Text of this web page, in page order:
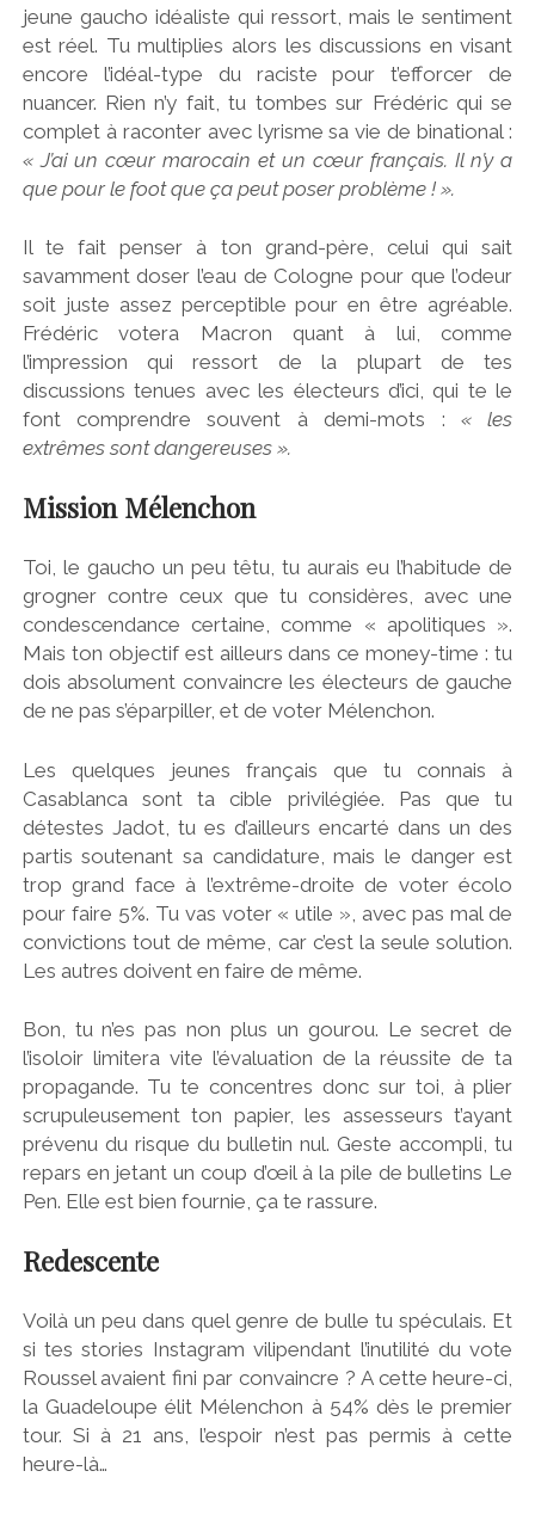
jeune gaucho idéaliste qui ressort, mais le sentiment
est réel. Tu multiplies alors les discussions en visant
encore l’idéal-type du raciste pour t’efforcer de
nuancer. Rien n’y fait, tu tombes sur Frédéric qui se
complet à raconter avec lyrisme sa vie de binational :
« J’ai un cœur marocain et un cœur français. Il n’y a
que pour le foot que ça peut poser problème ! ».
Il te fait penser à ton grand-père, celui qui sait
savamment doser l’eau de Cologne pour que l’odeur
soit juste assez perceptible pour en être agréable.
Frédéric votera Macron quant à lui, comme
l’impression qui ressort de la plupart de tes
discussions tenues avec les électeurs d’ici, qui te le
font comprendre souvent à demi-mots : « les
extrêmes sont dangereuses ».
Mission Mélenchon
Toi, le gaucho un peu têtu, tu aurais eu l’habitude de
grogner contre ceux que tu considères, avec une
condescendance certaine, comme « apolitiques ».
Mais ton objectif est ailleurs dans ce money-time : tu
dois absolument convaincre les électeurs de gauche
de ne pas s’éparpiller, et de voter Mélenchon.
Les quelques jeunes français que tu connais à
Casablanca sont ta cible privilégiée. Pas que tu
détestes Jadot, tu es d’ailleurs encarté dans un des
partis soutenant sa candidature, mais le danger est
trop grand face à l’extrême-droite de voter écolo
pour faire 5%. Tu vas voter « utile », avec pas mal de
convictions tout de même, car c’est la seule solution.
Les autres doivent en faire de même.
Bon, tu n’es pas non plus un gourou. Le secret de
l’isoloir limitera vite l’évaluation de la réussite de ta
propagande. Tu te concentres donc sur toi, à plier
scrupuleusement ton papier, les assesseurs t’ayant
prévenu du risque du bulletin nul. Geste accompli, tu
repars en jetant un coup d’œil à la pile de bulletins Le
Pen. Elle est bien fournie, ça te rassure.
Redescente
Voilà un peu dans quel genre de bulle tu spéculais. Et
si tes stories Instagram vilipendant l’inutilité du vote
Roussel avaient fini par convaincre ? A cette heure-ci,
la Guadeloupe élit Mélenchon à 54% dès le premier
tour. Si à 21 ans, l’espoir n’est pas permis à cette
heure-là…